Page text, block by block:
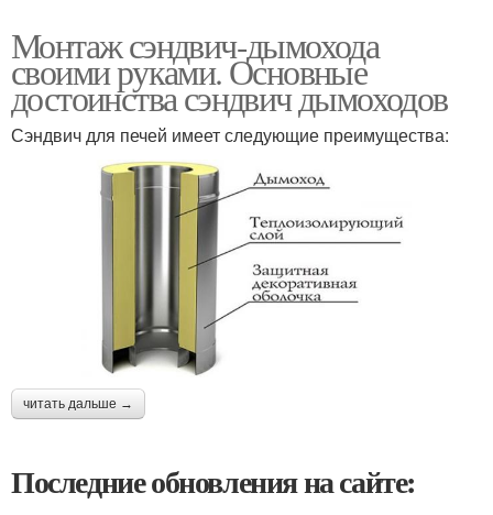
Монтаж сэндвич-дымохода
своими руками. Основные
достоинства сэндвич дымоходов
Сэндвич для печей имеет следующие преимущества:
читать дальше →
Последние обновления на сайте: